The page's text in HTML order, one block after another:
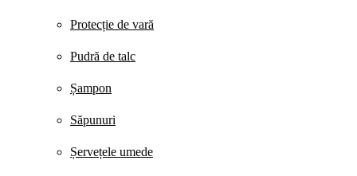
Protecție de vară
Pudră de talc
Șampon
Săpunuri
Șervețele umede